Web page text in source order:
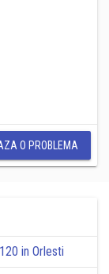
O PROBLEMA
in Orlesti